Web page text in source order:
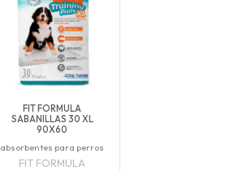
FIT FORMULA
SABANILLAS 30 XL
90X60
absorbentes para perros
FIT FORMULA